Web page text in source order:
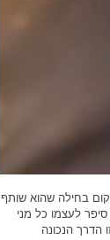
בחילה שהוא שותף
לעצמו כל מני
הדרך הנכונה